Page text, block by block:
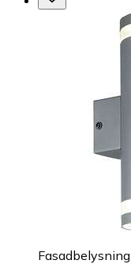
Fasadbelysning